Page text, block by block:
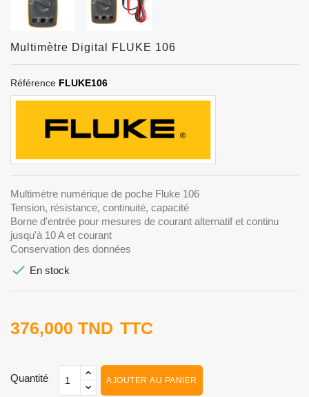
Multimètre Digital FLUKE 106
Référence FLUKE106
Multimètre numérique de poche Fluke 106
Tension, résistance, continuité, capacité
Borne d'entrée pour mesures de courant alternatif et continu
jusqu'à 10 A et courant
Conservation des données
 En stock
376,000 TND TTC
Quantité AJOUTER AU PANIER